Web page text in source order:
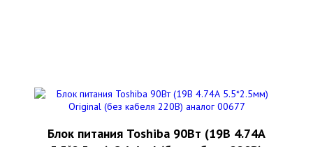
Блок питания Toshiba 90Вт (19В 4.74А